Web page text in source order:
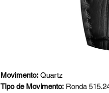
Movimento: Quartz
Tipo de Movimento: Ronda